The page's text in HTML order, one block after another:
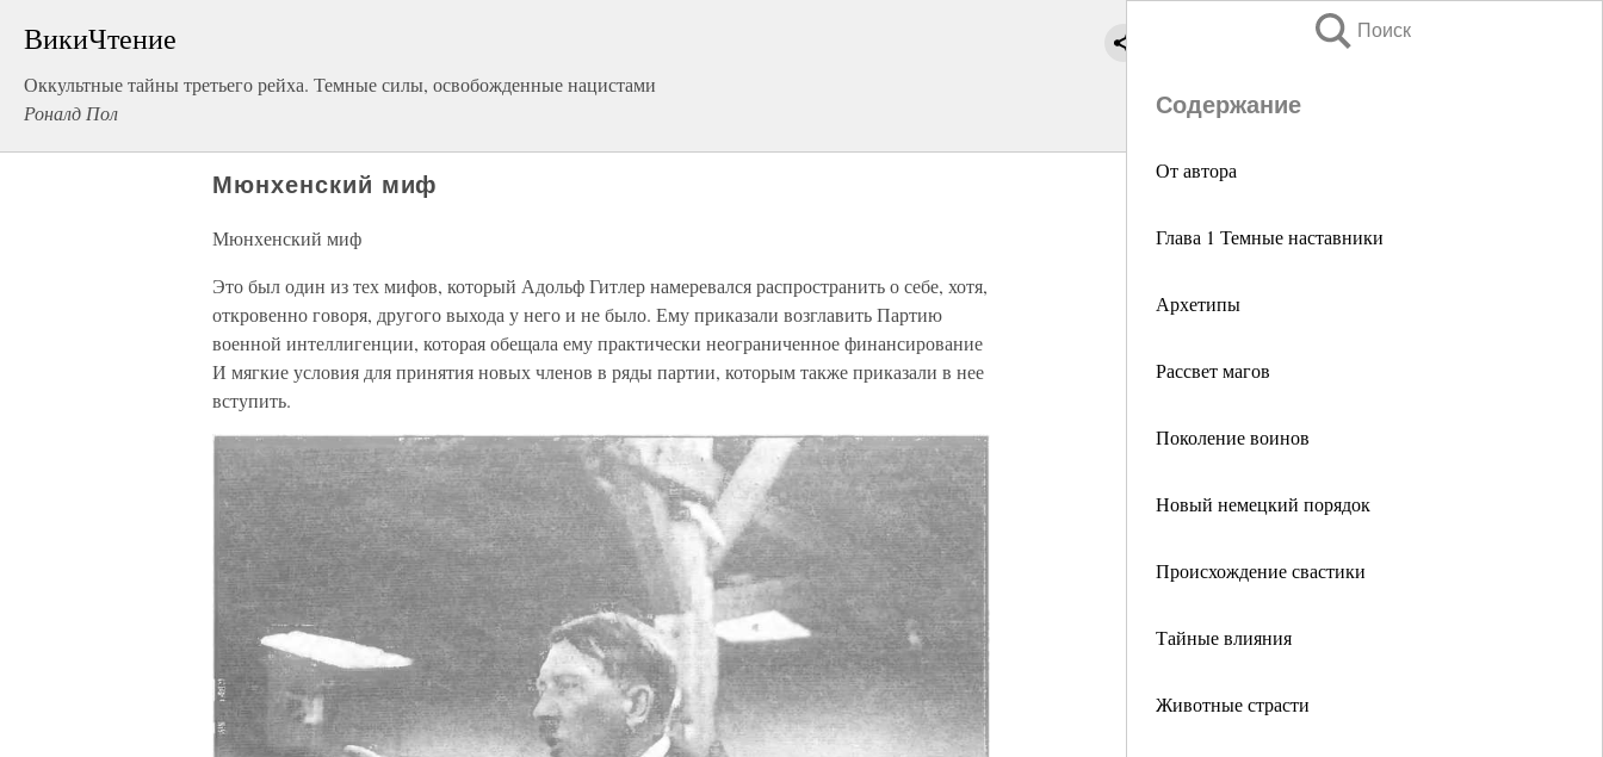
ВикиЧтение
Оккультные тайны третьего рейха. Темные силы, освобожденные нацистами
Роналд Пол
Поиск
Содержание
От автора
Глава 1 Темные наставники
Архетипы
Рассвет магов
Поколение воинов
Новый немецкий порядок
Происхождение свастики
Тайные влияния
Животные страсти
Мюнхенский миф
Мюнхенский миф
Это был один из тех мифов, который Адольф Гитлер намеревался распространить о себе, хотя,
откровенно говоря, другого выхода у него и не было. Ему приказали возглавить Партию
военной интеллигенции, которая обещала ему практически неограниченное финансирование
И мягкие условия для принятия новых членов в ряды партии, которым также приказали в нее
вступить.